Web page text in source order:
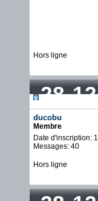
Hors ligne
28-
ducobu
Membre
Date d'inscription:
Messages: 40
Hors ligne